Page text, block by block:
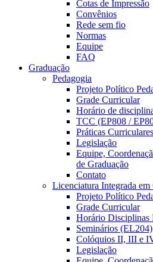
Cotas de Impressão
Convênios
Rede sem fio
Normas
Equipe
FAQ
Graduação
Pedagogia
Projeto Político
Grade Curricular
Horário de
TCC (EP808 /
Práticas
Legislação
Equipe,
de Graduação
Contato
Licenciatura Integrada
Projeto Político
Grade Curricular
Horário Disciplinas
Seminários (EL204)
Colóquios II, III e
Legislação